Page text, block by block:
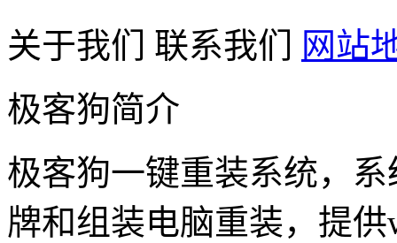
关于我们
联系我们
网站
极客狗简介
极客狗一键重装系统，
牌和组装电脑重装，提